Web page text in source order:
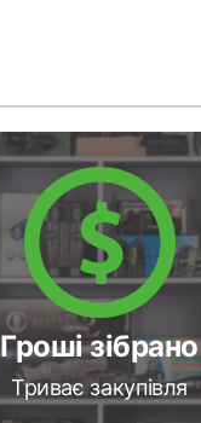
Гроші зібрано
Триває закупівля